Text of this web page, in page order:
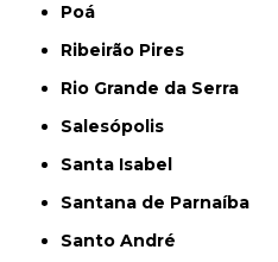
Poá
Ribeirão Pires
Rio Grande da Serra
Salesópolis
Santa Isabel
Santana de Parnaíba
Santo André